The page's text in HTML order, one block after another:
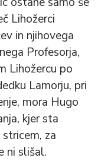
Lihožerci
in njihovega
Profesorja,
Lihožercu po
Lamorju, pri
mora Hugo
kjer sta
za
ni slišal.